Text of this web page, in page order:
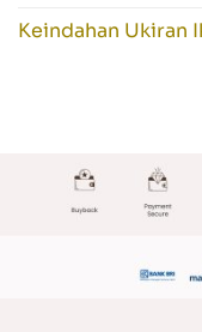
Keindahan Ukiran